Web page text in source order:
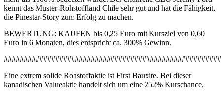
kennt das Muster-Rohstoffland Chile sehr gut und hat die Fähigkeit,
die Pinestar-Story zum Erfolg zu machen.
BEWERTUNG: KAUFEN bis 0,25 Euro mit Kursziel von 0,60
Euro in 6 Monaten, dies entspricht ca. 300% Gewinn.
#######################################################
Eine extrem solide Rohstoffaktie ist First Bauxite. Bei dieser
kanadischen Valueaktie handelt sich um eine 252% Kurschance.